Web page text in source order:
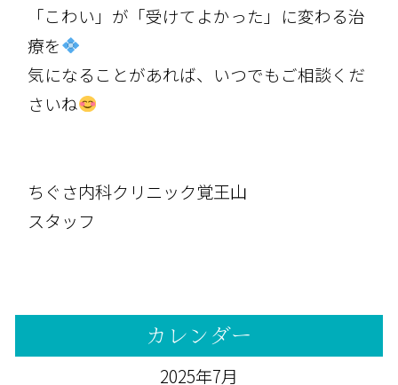
「こわい」が「受けてよかった」に変わる治
療を
気になることがあれば、いつでもご相談くだ
さいね
ちぐさ内科クリニック覚王山
スタッフ
カレンダー
2025年7月